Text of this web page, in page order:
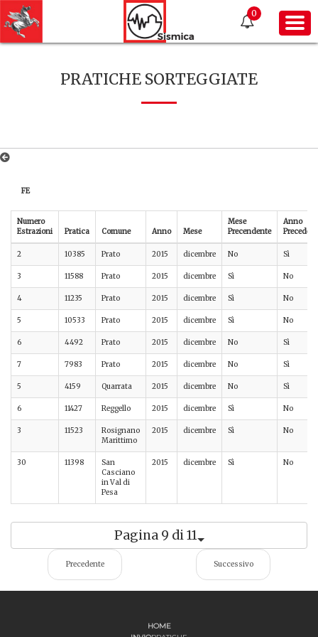
0
PRATICHE SORTEGGIATE
FE
Numero
Estrazioni
Pratica Comune Anno Mese
Mese
Precendente
Anno
2 10385 Prato 2015 dicembre No Sì
3 11588 Prato 2015 dicembre Sì No
4 11235 Prato 2015 dicembre Sì No
5 10533 Prato 2015 dicembre Sì No
6 4492 Prato 2015 dicembre No Sì
7 7983 Prato 2015 dicembre No Sì
5 4159 Quarrata 2015 dicembre No Sì
6 11427 Reggello 2015 dicembre Sì No
3 11523
Rosignano
Marittimo
2015 dicembre Sì No
30 11398
San
Casciano
in Val di
Pesa
2015 dicembre Sì No
Pagina 9 di 11
Precedente Successivo
HOME